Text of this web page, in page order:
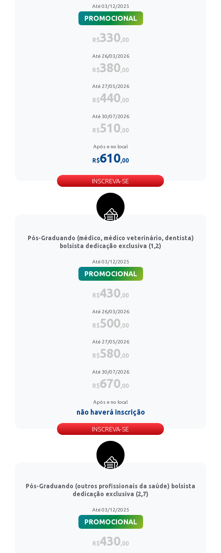
Até 03/12/2025
PROMOCIONAL
R$330,00
Até 26/03/2026
R$380,00
Até 27/05/2026
R$440,00
Até 30/07/2026
R$510,00
Após e no local
R$610,00
INSCREVA-SE
Pós-Graduando (médico, médico veterinário, dentista)
bolsista dedicação exclusiva (1,2)
Até 03/12/2025
PROMOCIONAL
R$430,00
Até 26/03/2026
R$500,00
Até 27/05/2026
R$580,00
Até 30/07/2026
R$670,00
Após e no local
não haverá inscrição
INSCREVA-SE
Pós-Graduando (outros profissionais da saúde) bolsista
dedicação exclusiva (2,7)
Até 03/12/2025
PROMOCIONAL
R$430,00